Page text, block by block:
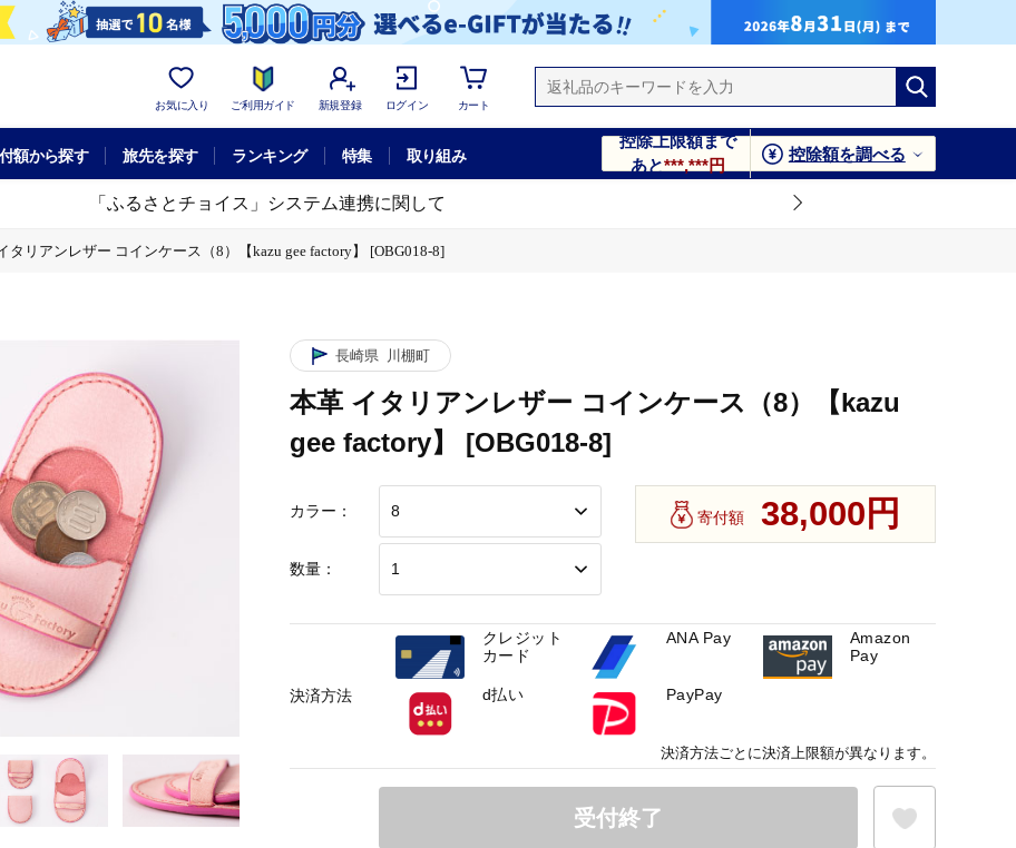
お気に入り ご利用ガイド 新規登録 ログイン カート
額から探す 旅先を探す ランキング 特集 取り組み
控除上限額まで
あと***,***円
控除額を調べる
「ふるさとチョイス」システム連携に関して
タリアンレザー コインケース（8）【kazu gee factory】 [OBG018-8]
長崎県 川棚町
本革 イタリアンレザー コインケース（8）【kazu
gee factory】 [OBG018-8]
カラー：
数量：
寄付額 38,000円
受付終了
決済方法
クレジット
カード
ANA Pay
Amazon
Pay
d払い PayPay
決済方法ごとに決済上限額が異なります。